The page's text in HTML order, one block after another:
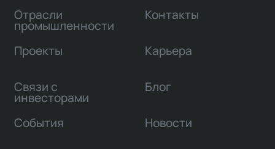
Отрасли
промышленности
Проекты
Связи с
инвесторами
Контакты
Карьера
Блог
События Новости